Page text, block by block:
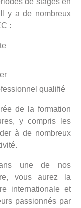
y a de nombreux
:
qualifié
de la formation
y compris les
à de nombreux
une de nos
vous aurez la
internationale et
passionnés par